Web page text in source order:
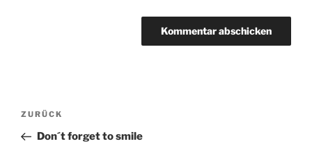
Beitragsnavigation
Vorheriger
Beitrag
ZURÜCK
Don´t forget to smile